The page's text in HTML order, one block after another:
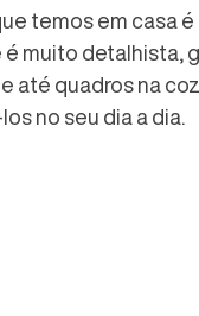
temos em casa
é muito
até quadros na
no seu dia a dia.